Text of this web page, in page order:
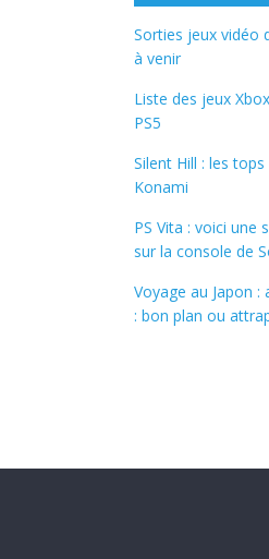
Sorties jeux vidéo
à venir
Liste des jeux
PS5
Silent Hill : les
Konami
PS Vita : voici une
sur la console de
Voyage au Japon :
: bon plan ou